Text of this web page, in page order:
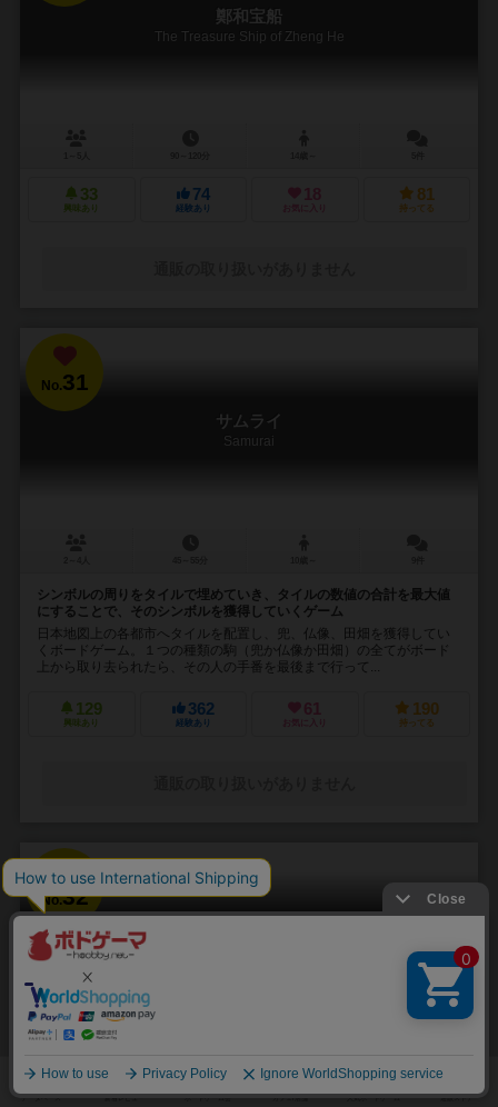
鄭和宝船
The Treasure Ship of Zheng He
33
興味あり
74
経験あり
18
お気に入り
81
持ってる
No.31
サムライ
Samurai
シンボルの周りをタイルで埋めていき、タイルの数値の合計を最大値
にすることで、そのシンボルを獲得していくゲーム
日本地図上の各都市へタイルを配置し、兜、仏像、田畑を獲得してい
くボードゲーム。１つの種類の駒（兜か仏像か田畑）の全てがボード
上から取り去られたら、その人の手番を最後まで行って...
129
興味あり
362
経験あり
61
お気に入り
190
持ってる
No.32
2人用 60～120分 14歳～ 11件